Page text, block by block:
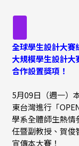
全球學生設計大
大規模學生設計
合作設置獎項！
5月09日（週一）
東台灣進行「
學系全體師生熱情
任暨副教授、賀俊
宣傳本大賽！